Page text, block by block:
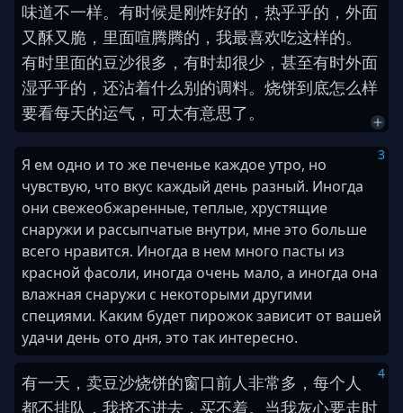
味道不一样。 有时候是刚炸好的 ， 热乎乎的 ， 外面
又酥又脆 ， 里面喧腾腾的 ， 我最喜欢吃这样的。
有时里面的豆沙很多 ， 有时却很少 ， 甚至有时外面
湿乎乎的 ， 还沾着什么别的调料。 烧饼到底怎么样
要看每天的运气 ， 可太有意思了。
3
Я ем одно и то же печенье каждое утро, но
чувствую, что вкус каждый день разный. Иногда
они свежеобжаренные, теплые, хрустящие
снаружи и рассыпчатые внутри, мне это больше
всего нравится. Иногда в нем много пасты из
красной фасоли, иногда очень мало, а иногда она
влажная снаружи с некоторыми другими
специями. Каким будет пирожок зависит от вашей
удачи день ото дня, это так интересно.
4
有一天 ， 卖豆沙烧饼的窗口前人非常多 ， 每个人
都不排队 ， 我挤不进去 ， 买不着。 当我灰心要走时